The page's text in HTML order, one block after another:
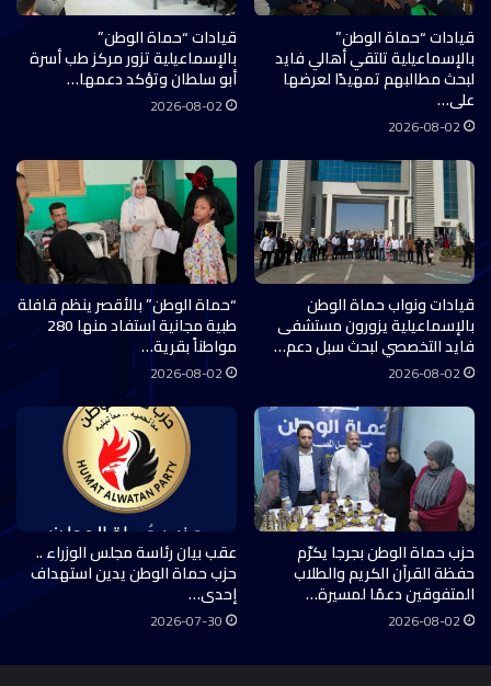
قيادات “حماة الوطن”
بالإسماعيلية تلتقي أهالي فايد
لبحث مطالبهم تمهيدًا لعرضها
على…
2026-08-02
قيادات “حماة الوطن”
بالإسماعيلية تزور مركز طب أسرة
أبو سلطان وتؤكد دعمها…
2026-08-02
قيادات ونواب حماة الوطن
بالإسماعيلية يزورون مستشفى
فايد التخصصي لبحث سبل دعم…
2026-08-02
“حماة الوطن” بالأقصر ينظم قافلة
طبية مجانية استفاد منها 280
مواطناً بقرية…
2026-08-02
حزب حماة الوطن بجرجا يكرّم
حفظة القرآن الكريم والطلاب
المتفوقين دعمًا لمسيرة…
2026-08-02
عقب بيان رئاسة مجلس الوزراء ..
حزب حماة الوطن يدين استهداف
إحدى…
2026-07-30